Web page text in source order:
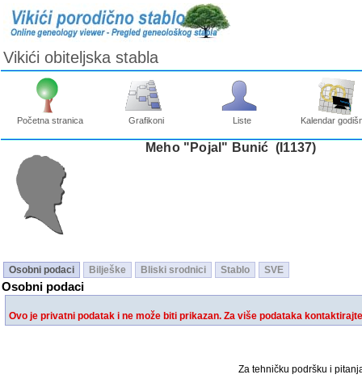
Vikići obiteljska stabla
Početna stranica Grafikoni Liste Kalendar
Meho "Pojal" Bunić ‎(I1137)‎
Osobni podaci Bilješke Bliski srodnici Stablo SVE
Osobni podaci
Ovo je privatni podatak i ne može biti prikazan. Za više podataka
Za tehničku podršku i